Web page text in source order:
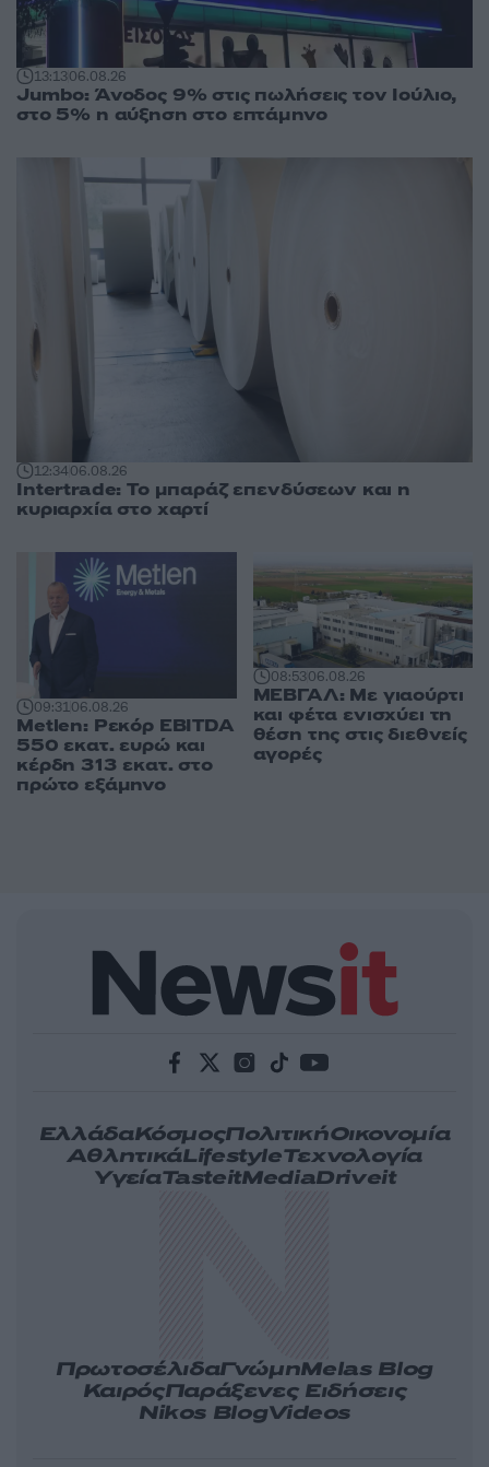
13:1306.08.26
Jumbo: Άνοδος 9% στις πωλήσεις τον Ιούλιο,
στο 5% η αύξηση στο επτάμηνο
12:3406.08.26
Intertrade: Το μπαράζ επενδύσεων και η
κυριαρχία στο χαρτί
09:3106.08.26
Metlen: Ρεκόρ EBITDA
550 εκατ. ευρώ και
κέρδη 313 εκατ. στο
πρώτο εξάμηνο
08:5306.08.26
ΜΕΒΓΑΛ: Με γιαούρτι
και φέτα ενισχύει τη
θέση της στις διεθνείς
αγορές
ΕλλάδαΚόσμοςΠολιτικήΟικονομία
ΑθλητικάLifestyleΤεχνολογία
ΥγείαTasteitMediaDriveit
ΠρωτοσέλιδαΓνώμηMelas Blog
ΚαιρόςΠαράξενες Ειδήσεις
Nikos BlogVideos